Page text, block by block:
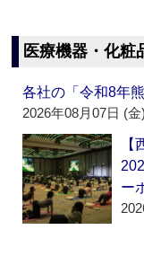
医療機器・化粧
各社の「令和8年
2026年08月07日 (金)
ー